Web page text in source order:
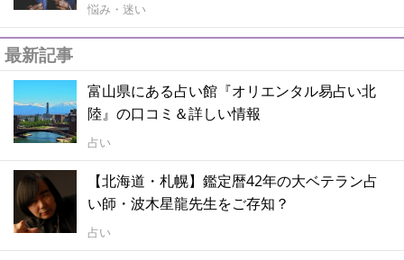
悩み・迷い
最新記事
富山県にある占い館『オリエンタル易占い北
陸』の口コミ＆詳しい情報
占い
【北海道・札幌】鑑定暦42年の大ベテラン占
い師・波木星龍先生をご存知？
占い